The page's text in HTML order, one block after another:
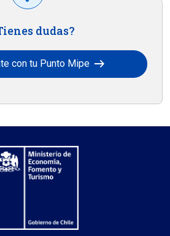
dudas?
con tu Punto Mipe arrow_right_alt